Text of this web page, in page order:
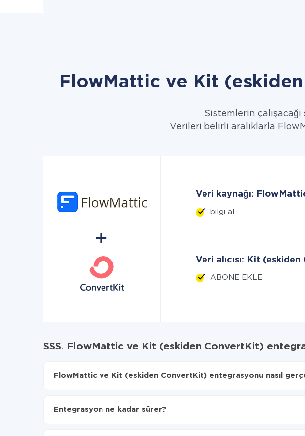
FlowMattic ve Kit
Sistemlerin çalışacağı
Verileri belirli aralıklarla
Veri kaynağı:
bilgi al
Veri alıcısı: Kit
ABONE EKLE
SSS. FlowMattic ve Kit (eskiden ConvertKit)
FlowMattic ve Kit (eskiden ConvertKit) entegrasyonu nasıl
Otomatik güncellemeyi aç
Entegrasyon ne kadar sürer?